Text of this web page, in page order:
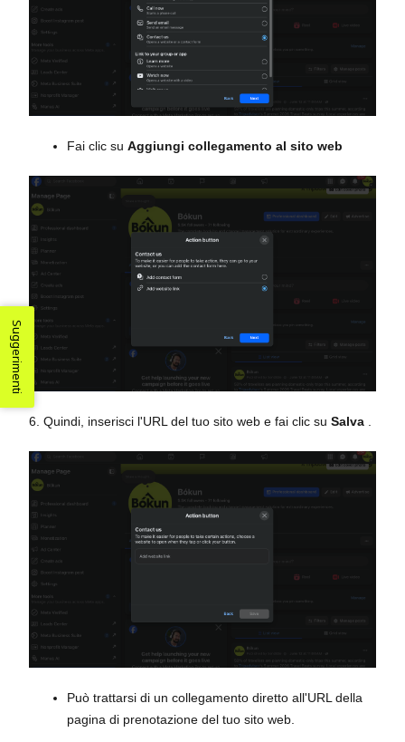
Fai clic su Aggiungi collegamento al sito web
6. Quindi, inserisci l'URL del tuo sito web e fai clic su Salva .
Può trattarsi di un collegamento diretto all'URL della
pagina di prenotazione del tuo sito web.
Suggerimenti